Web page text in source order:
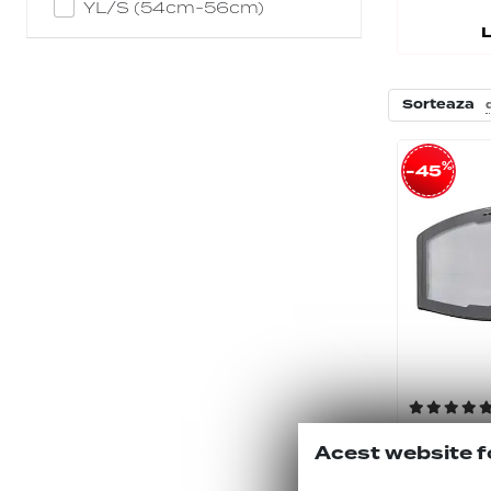
YL/S (54cm-56cm)
Sorteaza
-45%
Lentile
Clear S0
Acest website